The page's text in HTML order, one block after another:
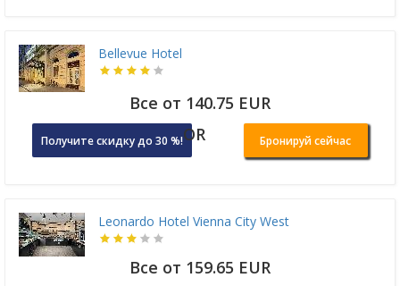
Bellevue Hotel
Все от 140.75 EUR
Получите скидку до 30 %!OR Бронируй сейчас
Leonardo Hotel Vienna City West
Все от 159.65 EUR